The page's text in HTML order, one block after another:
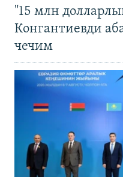
"15 млн
Конгантиевди
чечим